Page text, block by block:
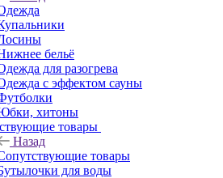
бельё
для разогрева
с эффектом сауны
хитоны
товары
Назад
товары
для воды